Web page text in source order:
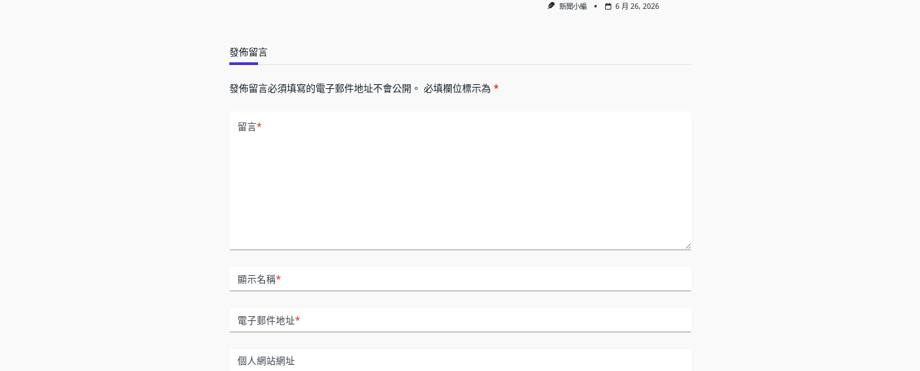
新聞小編 6 月 26, 2026
發佈留言
發佈留言必須填寫的電子郵件地址不會公開。 必填欄位標示為 *
留言*
顯示名稱*
電子郵件地址*
個人網站網址